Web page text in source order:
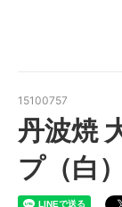
15100757
丹波焼
プ（白）